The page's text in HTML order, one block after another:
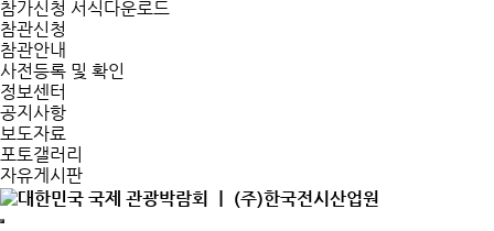
참가신청 서식다운로드
참관신청
참관안내
사전등록 및 확인
정보센터
공지사항
보도자료
포토갤러리
자유게시판